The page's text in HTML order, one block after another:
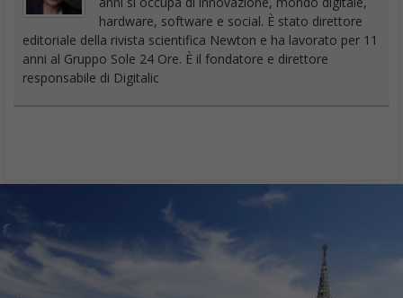
hardware, software e social. È stato direttore
editoriale della rivista scientifica Newton e ha lavorato per 11
anni al Gruppo Sole 24 Ore. È il fondatore e direttore
responsabile di Digitalic